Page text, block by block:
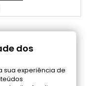
avaliação
dos
sua experiência de